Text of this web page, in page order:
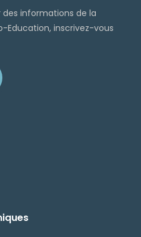
informations de la
Education, inscrivez-vous